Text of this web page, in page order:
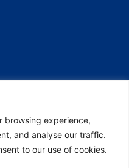
browsing experience,
and analyse our traffic.
to our use of cookies.